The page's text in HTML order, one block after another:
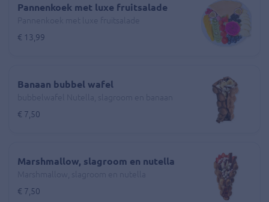
Pannenkoek met luxe fruitsalade
€ 13,99
Banaan bubbel wafel
€ 7,50
Marshmallow, slagroom en nutella
€ 7,50